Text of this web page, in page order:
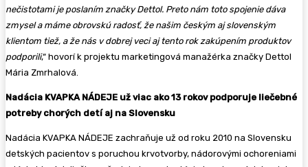
nečistotami je poslaním značky Dettol. Preto nám toto spojenie dáva
zmysel a máme obrovskú radosť, že našim českým aj slovenským
klientom tiež, a že nás v dobrej veci aj tento rok zakúpením produktov
podporili,“ hovorí k projektu marketingová manažérka značky Dettol
Mária Zmrhalová.
Nadácia KVAPKA NÁDEJE už viac ako 13 rokov podporuje liečebné
potreby chorých detí aj na Slovensku
Nadácia KVAPKA NÁDEJE zachraňuje už od roku 2010 na Slovensku
detských pacientov s poruchou krvotvorby, nádorovými ochoreniami